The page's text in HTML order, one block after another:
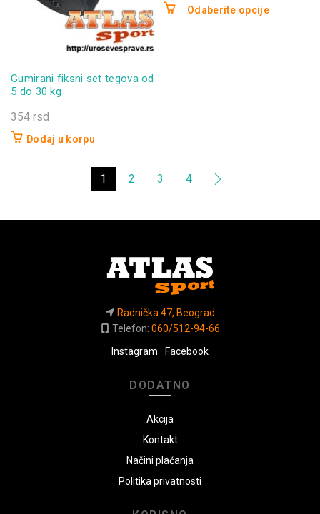
Gumirani fiksni set tegova od
5 do 30 kg
354 rsd
Dodaj u korpu
Odaberite opcije
stranici
1 2 3 4
Radnička 47, Beograd
Telefon: 060/512-94-66
Instagram
Facebook
DODATNO
Akcija
Kontakt
Načini plaćanja
Politika privatnosti